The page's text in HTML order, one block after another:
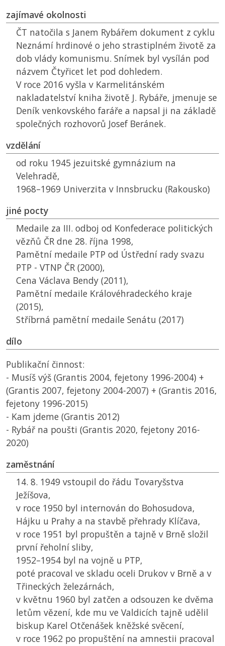
zajímavé okolnosti
ČT natočila s Janem Rybářem dokument z cyklu
Neznámí hrdinové o jeho strastiplném životě za
dob vlády komunismu. Snímek byl vysílán pod
názvem Čtyřicet let pod dohledem.
V roce 2016 vyšla v Karmelitánském
nakladatelství kniha životě J. Rybáře, jmenuje se
Deník venkovského faráře a napsal ji na základě
společných rozhovorů Josef Beránek.
vzdělání
od roku 1945 jezuitské gymnázium na
Velehradě,
1968–1969 Univerzita v Innsbrucku (Rakousko)
jiné pocty
Medaile za III. odboj od Konfederace politických
vězňů ČR dne 28. října 1998,
Pamětní medaile PTP od Ústřední rady svazu
PTP - VTNP ČR (2000),
Cena Václava Bendy (2011),
Pamětní medaile Královéhradeckého kraje
(2015),
Stříbrná pamětní medaile Senátu (2017)
dílo
Publikační činnost:
- Musíš výš (Grantis 2004, fejetony 1996-2004) +
(Grantis 2007, fejetony 2004-2007) + (Grantis 2016,
fejetony 1996-2015)
- Kam jdeme (Grantis 2012)
- Rybář na poušti (Grantis 2020, fejetony 2016-
2020)
zaměstnání
14. 8. 1949 vstoupil do řádu Tovaryšstva
Ježíšova,
v roce 1950 byl internován do Bohosudova,
Hájku u Prahy a na stavbě přehrady Klíčava,
v roce 1951 byl propuštěn a tajně v Brně složil
první řeholní sliby,
1952–1954 byl na vojně u PTP,
poté pracoval ve skladu oceli Drukov v Brně a v
Třineckých železárnách,
v květnu 1960 byl zatčen a odsouzen ke dvěma
letům vězení, kde mu ve Valdicích tajně udělil
biskup Karel Otčenášek kněžské svěcení,
v roce 1962 po propuštění na amnestii pracoval